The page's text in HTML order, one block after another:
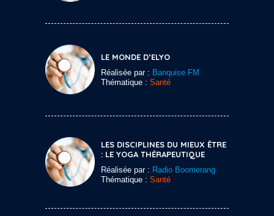
LE MONDE D’ELYO
Réalisée par : Banquise FM
Thématique : Santé
LES DISCIPLINES DU MIEUX ÊTRE
: LE YOGA THÉRAPEUTIQUE
Réalisée par : Radio Boomerang
Thématique : Santé